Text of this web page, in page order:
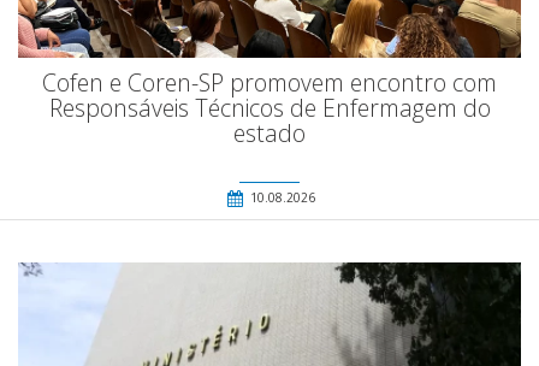
Cofen e Coren-SP promovem encontro com
Responsáveis Técnicos de Enfermagem do
estado
10.08.2026